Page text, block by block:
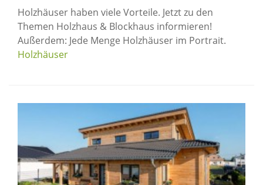
Holzhäuser haben viele Vorteile. Jetzt zu den
Themen Holzhaus & Blockhaus informieren!
Außerdem: Jede Menge Holzhäuser im Portrait.
Holzhäuser